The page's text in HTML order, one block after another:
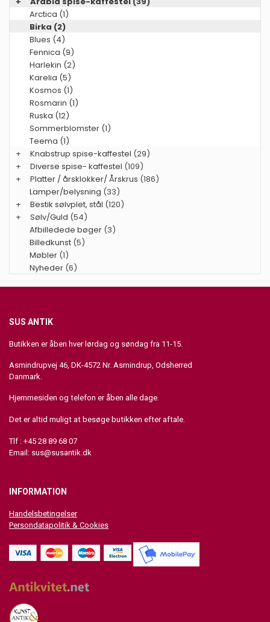
Arctica (1)
Birka (2)
Blues (4)
Fennica (9)
Harlekin (2)
Karelia (5)
Kosmos (1)
Rosmarin (1)
Ruska (12)
Sommerblomster (1)
Teema (1)
+
Knabstrup spise-kaffestel (29)
+
Diverse spise- kaffestel (109)
+
Platter / årsklokker/ Årskrus (186)
Lamper/belysning (33)
+
Bestik sølvplet, stål (120)
+
Sølv/Guld (54)
Afbilledede bøger (3)
Billedkunst (5)
Møbler (1)
Nyheder (6)
SUS ANTIK
Butikken er åben hver lørdag og søndag fra 11-15.
Asmindrupvej 46, DK-4572 Nr. Asmindrup, Odsherred
Danmark.
Hjemmesiden og telefon er åben alle dage.
Det er altid muligt at besøge butikken efter aftale.
Tlf : +45 28 89 68 07
Email: sus@susantik.dk
INFORMATION
Handelsbetingelser
Persondatapolitik & Cookies